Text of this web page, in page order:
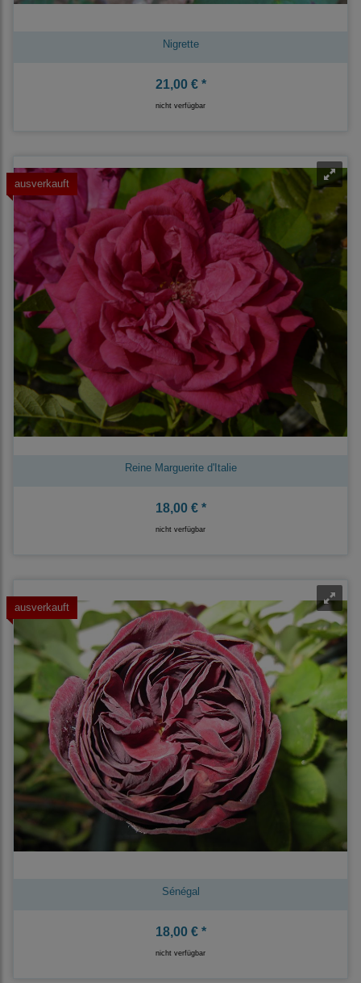
Nigrette
21,00 € *
nicht verfügbar
ausverkauft
Reine Marguerite d'Italie
18,00 € *
nicht verfügbar
ausverkauft
Sénégal
18,00 € *
nicht verfügbar